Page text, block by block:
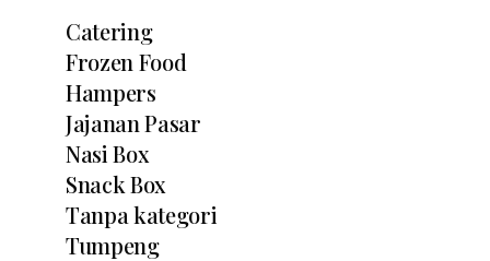
Catering
Frozen Food
Hampers
Jajanan Pasar
Nasi Box
Snack Box
Tanpa kategori
Tumpeng